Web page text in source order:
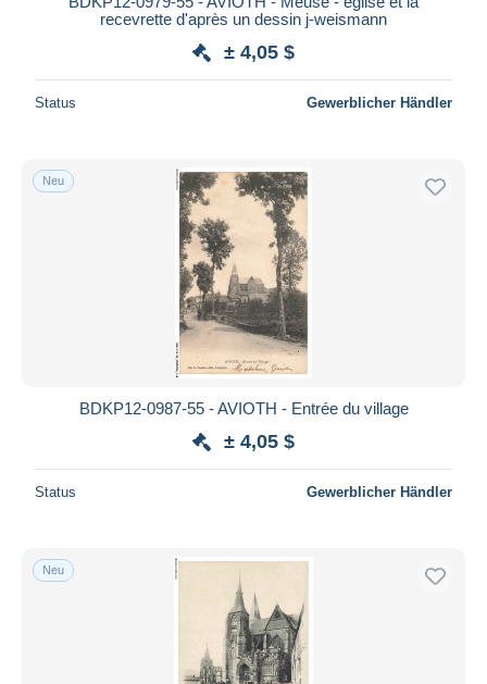
recevrette d'après un dessin j-weismann
± 4,05 $
Status Gewerblicher Händler
Neu
BDKP12-0987-55 - AVIOTH - Entrée du village
± 4,05 $
Status Gewerblicher Händler
Neu